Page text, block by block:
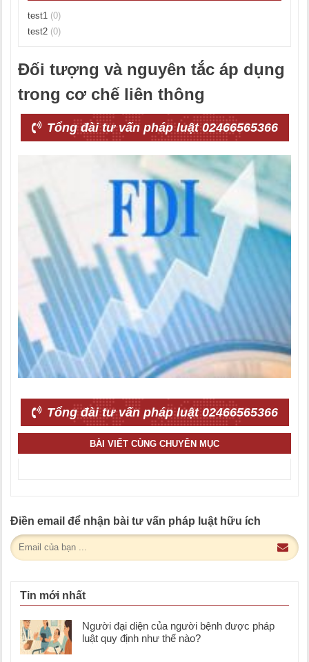
test1 (0)
test2 (0)
Đối tượng và nguyên tắc áp dụng
trong cơ chế liên thông
Tổng đài tư vấn pháp luật 02466565366
Tổng đài tư vấn pháp luật 02466565366
BÀI VIẾT CÙNG CHUYÊN MỤC
Điền email để nhận bài tư vấn pháp luật hữu ích
Tin mới nhất
Người đại diện của người bệnh được pháp
luật quy định như thế nào?